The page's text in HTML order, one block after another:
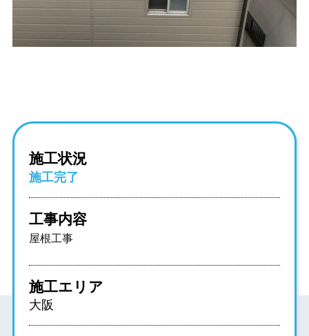
施工状況
施工完了
工事内容
屋根工事
施工エリア
大阪